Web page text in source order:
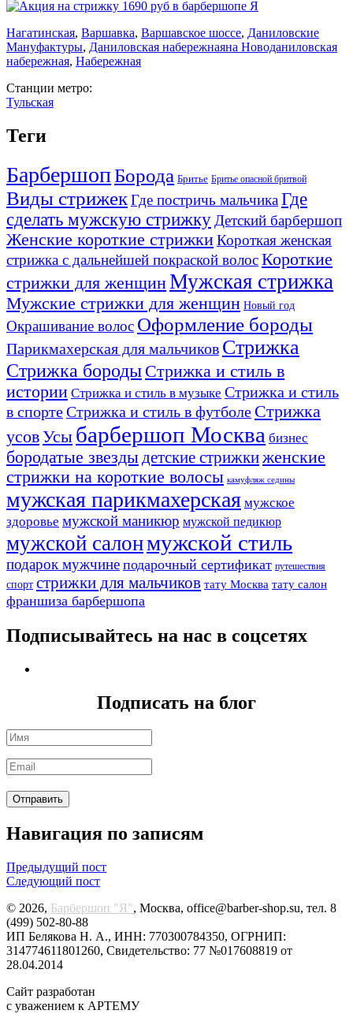
Нагатинская, Варшавка, Варшавское шоссе, Даниловские
Мануфактуры, Даниловская набережнаяна Новоданиловская
набережная, Набережная
Станции метро:
Тульская
Теги
БарбершопБорода Бритье Бритье опасной бритвой
Виды стрижекГде постричь мальчикаГде
сделать мужскую стрижкуДетский барбершоп
Женские короткие стрижкиКороткая женская
стрижка с дальнейшей покраской волосКороткие
стрижки для женщинМужская стрижка
Мужские стрижки для женщин Новый год
Окрашивание волос Оформление бороды
Парикмахерская для мальчиков Стрижка
Стрижка бороды Стрижка и стиль в
истории Стрижка и стиль в музыке Стрижка и стиль
в спортеСтрижка и стиль в футболе Стрижка
усовУсы барбершоп Москва бизнес
бородатые звездыдетские стрижкиженские
стрижки на короткие волосы камуфляж седины
мужская парикмахерская мужское
здоровье мужской маникюр мужской педикюр
мужской салонмужской стиль
подарок мужчине подарочный сертификат путешествия
спорт стрижки для мальчиков тату Москва тату салон
франшиза барбершопа
Подписывайтесь на нас в соцсетях
Подписать на блог
Навигация по записям
Предыдущий пост
Следующий пост
© 2026, Барбершоп "Я", Москва, office@barber-shop.su, тел. 8
(499) 502-80-88
ИП Белякова Н. А., ИНН: 770300784350, ОГРНИП:
314774611801260, Свидетельство: 77 №017608819 от
28.04.2014
Сайт разработан
с уважением к АРТЕМУ